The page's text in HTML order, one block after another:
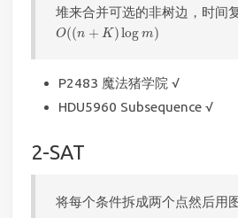
堆来合并可选的非树边，时间
O((n + K)log m)
O((n K logm
P2483 魔法猪学院 √
HDU5960 Subsequence √
2-SAT
将每个条件拆成两个点然后用